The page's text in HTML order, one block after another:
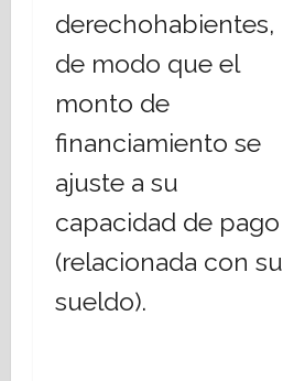
derechohabientes,
de modo que el
monto de
financiamiento se
ajuste a su
capacidad de pago
(relacionada con su
sueldo).